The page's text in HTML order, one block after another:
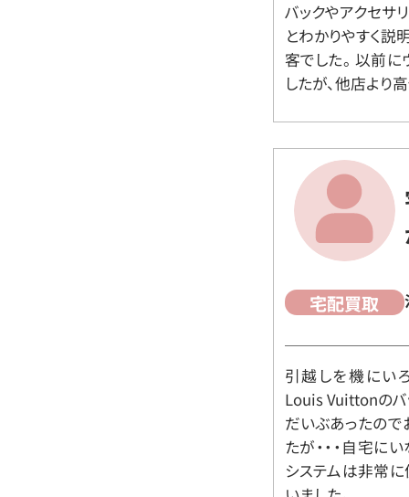
バックやアクセサ
とわかりやすく説
客でした。 以前
したが、他店より
宅配買取
引越しを機にい
Louis Vuittonのバ
だいぶあったので
たが・・・自宅に
システムは非常に